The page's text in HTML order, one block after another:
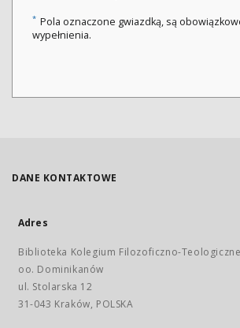
* Pola oznaczone gwiazdką, są
wypełnienia.
DANE KONTAKTOWE
Adres
Biblioteka Kolegium Filozoficzno-
oo. Dominikanów
ul. Stolarska 12
31-043 Kraków, POLSKA